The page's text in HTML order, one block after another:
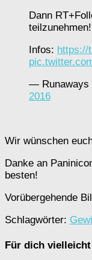
Dann
teilzunehmen!
Infos: https://
— Runaways
2016
Wir wünschen
Danke an
besten!
Vorübergehende
Schlagwörter:
Für dich